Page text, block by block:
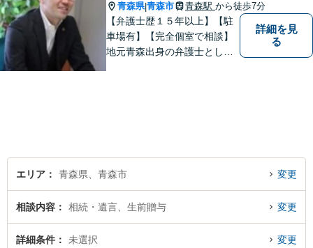
青森県|青森市 青森駅 から徒歩7分
【弁護士歴１５年以上】【駐
車場有】【完全個室で相談】
地元青森出身の弁護士とし
っています。
詳細を見
る
エリア 青森県、青森市 変更
相談内容 相続・遺言、生前贈与 変更
詳細条件 未選択 変更